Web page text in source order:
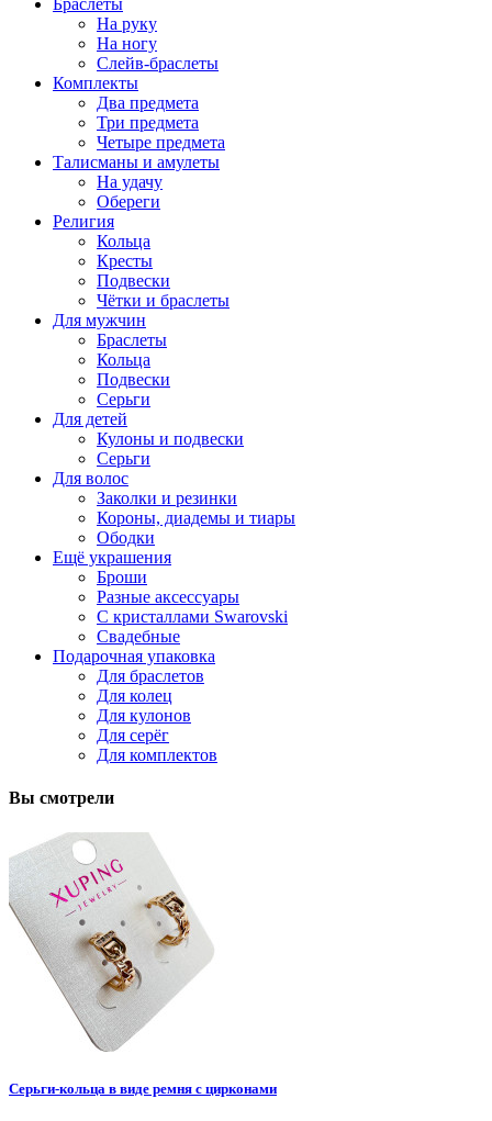
Браслеты
На руку
На ногу
Слейв-браслеты
Комплекты
Два предмета
Три предмета
Четыре предмета
Талисманы и амулеты
На удачу
Обереги
Религия
Кольца
Кресты
Подвески
Чётки и браслеты
Для мужчин
Браслеты
Кольца
Подвески
Серьги
Для детей
Кулоны и подвески
Серьги
Для волос
Заколки и резинки
Короны, диадемы и тиары
Ободки
Ещё украшения
Броши
Разные аксессуары
С кристаллами Swarovski
Свадебные
Подарочная упаковка
Для браслетов
Для колец
Для кулонов
Для серёг
Для комплектов
Вы смотрели
Серьги-кольца в виде ремня с цирконами